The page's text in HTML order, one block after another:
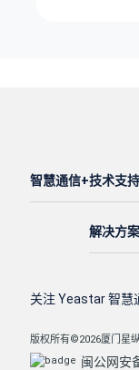
智慧通信 技术支持
解决方案
关注 Yeastar 智慧
版权所有©2026厦门星
闽公网安